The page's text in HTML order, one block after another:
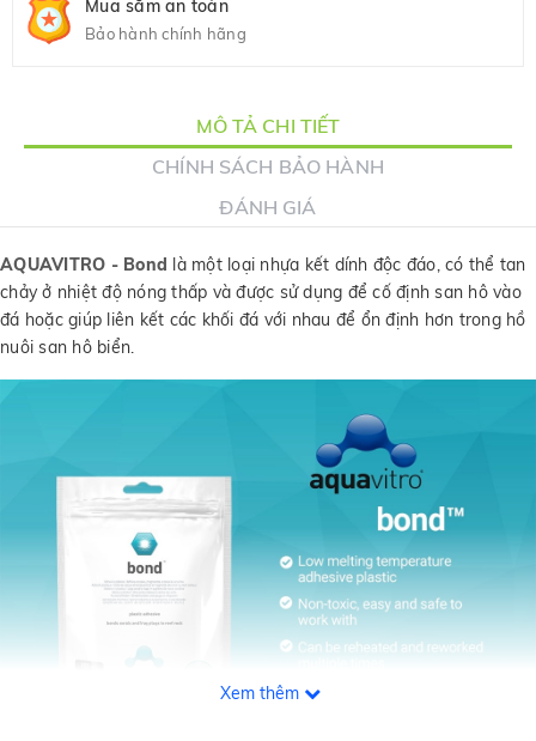
Mua sắm an toàn
Bảo hành chính hãng
MÔ TẢ CHI TIẾT
CHÍNH SÁCH BẢO HÀNH
ĐÁNH GIÁ
AQUAVITRO - Bond là một loại nhựa kết dính độc đáo, có thể tan
chảy ở nhiệt độ nóng thấp và được sử dụng để cố định san hô vào
đá hoặc giúp liên kết các khối đá với nhau để ổn định hơn trong hồ
nuôi san hô biển.
Xem thêm